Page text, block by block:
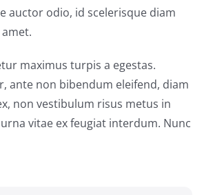
auctor odio, id scelerisque diam
maximus turpis a egestas.
ante non bibendum eleifend, diam
non vestibulum risus metus in
vitae ex feugiat interdum. Nunc